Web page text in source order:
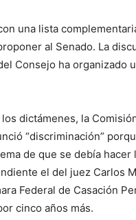
una lista
al Senado. La
Consejo ha organizado
dictámenes, la
“discriminación”
de que se debía
el del juez Carlos
Federal de Casación
cinco años más.